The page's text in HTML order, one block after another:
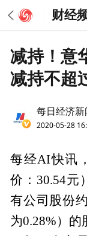
财经
减持！意
减持不超
每日经济新
2020-05-28
每经AI快讯
价：30.54元
有公司股份
为0.28%）